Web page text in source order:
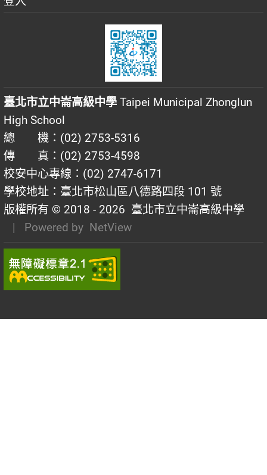
臺北市立中崙高級中學 Taipei Municipal Zhonglun
High School
總 機：(02) 2753-5316
傳 真：(02) 2753-4598
校安中心專線：(02) 2747-6171
學校地址：臺北市松山區八德路四段 101 號
版權所有 © 2018 - 2026 臺北市立中崙高級中學
| Powered by NetView